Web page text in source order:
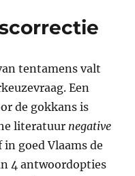
tentamens valt
Een
de gokkans is
literatuur negative
goed Vlaams de
4 antwoordopties